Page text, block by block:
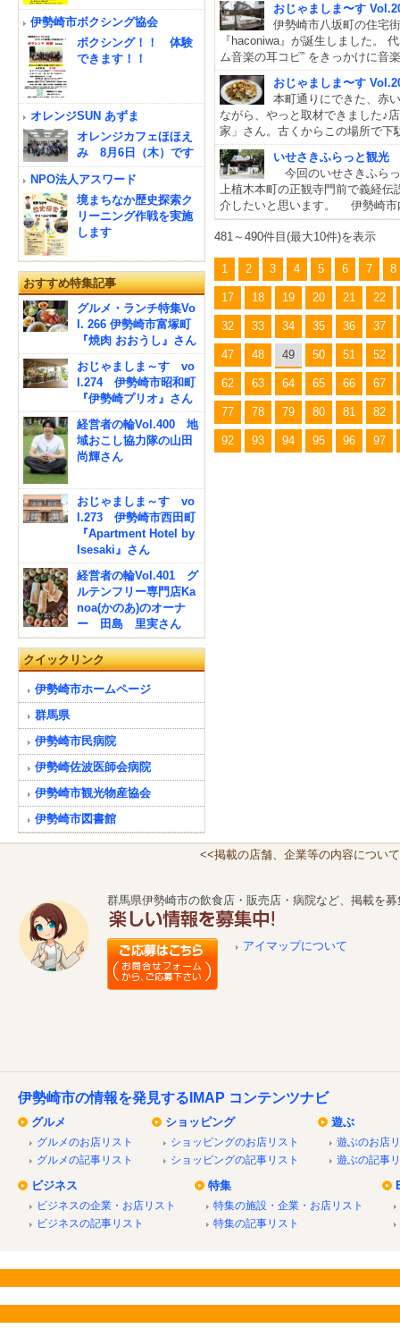
おじゃましま〜す
伊勢崎市八坂町の住宅
『haconiwa』が誕生しました。
ム音楽の耳コピ” をきっかけに音
おじゃましま〜す
本町通りにできた、赤
ながら、やっと取材できました♪
家」さん。古くからこの場所で下
いせさきふらっと観光
今回のいせさきふら
上植木本町の正観寺門前で義経
介したいと思います。 伊勢崎市
481～490件目(最大10件)を表示
1 2 3 4 5 6 7 8
17 18 19 20 21 22
32 33 34 35 36 37
47 48 49 50 51 52
62 63 64 65 66 67
77 78 79 80 81 82
92 93 94 95 96 97
伊勢崎市ボクシング協会
ボクシング！！ 体験
できます！！
オレンジSUN あずま
オレンジカフェほほえ
み 8月6日（木）です
NPO法人アスワード
境まちなか歴史探索ク
リーニング作戦を実施
します
おすすめ特集記事
グルメ・ランチ特集Vo
l. 266 伊勢崎市富塚町
『焼肉 おおうし』さん
おじゃましま～す vo
l.274 伊勢崎市昭和町
『伊勢崎プリオ』さん
経営者の輪Vol.400 地
域おこし協力隊の山田
尚輝さん
おじゃましま～す vo
l.273 伊勢崎市西田町
『Apartment Hotel by
Isesaki』さん
経営者の輪Vol.401 グ
ルテンフリー専門店Ka
noa(かのあ)のオーナ
ー 田島 里実さん
クイックリンク
伊勢崎市ホームページ
群馬県
伊勢崎市民病院
伊勢崎佐波医師会病院
伊勢崎市観光物産協会
伊勢崎市図書館
<<掲載の店舗、企業等の内容につい
群馬県伊勢崎市の飲食店・販売店・病院など、掲載を
アイマップについて
伊勢崎市の情報を発見するIMAP コンテンツナビ
グルメ
グルメのお店リスト
グルメの記事リスト
ショッピング
ショッピングのお店リスト
ショッピングの記事リスト
遊ぶ
遊ぶのお店
遊ぶの記事
ビジネス
ビジネスの企業・お店リスト
ビジネスの記事リスト
特集
特集の施設・企業・お店リスト
特集の記事リスト